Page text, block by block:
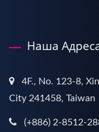
Наша
4F., No. 123-8,
City 241458, Taiwan
(+886) 2-8512-